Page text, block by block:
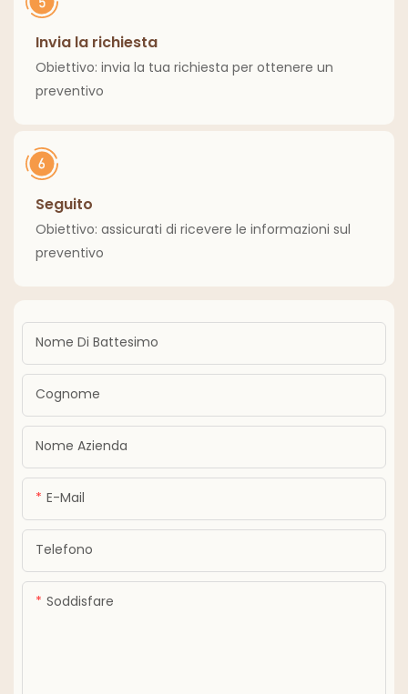
Invia la richiesta
Obiettivo: invia la tua richiesta per ottenere un
preventivo
Seguito
Obiettivo: assicurati di ricevere le informazioni sul
preventivo
Nome Di Battesimo
Cognome
Nome Azienda
E-Mail
Telefono
Soddisfare